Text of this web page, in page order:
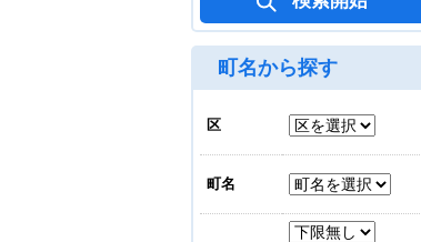
M.BALANCE MIDOSUJI
HOMMACHI
賃料合計
616,056
地上 6/10
30.88坪(101.904㎡)
オーガニックビル
町名から探す
区
町名